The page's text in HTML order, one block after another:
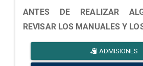
ANTES DE REALIZAR
REVISAR LOS MANUALES Y
ADMISIONES